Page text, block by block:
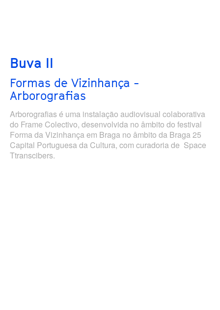
Buva II
Formas de Vizinhança -
Arborografias
Arborografias é uma instalação audiovisual colaborativa
do Frame Colectivo, desenvolvida no âmbito do festival
Forma da Vizinhança em Braga no âmbito da Braga 25
Capital Portuguesa da Cultura, com curadoria de Space
Ttranscibers.